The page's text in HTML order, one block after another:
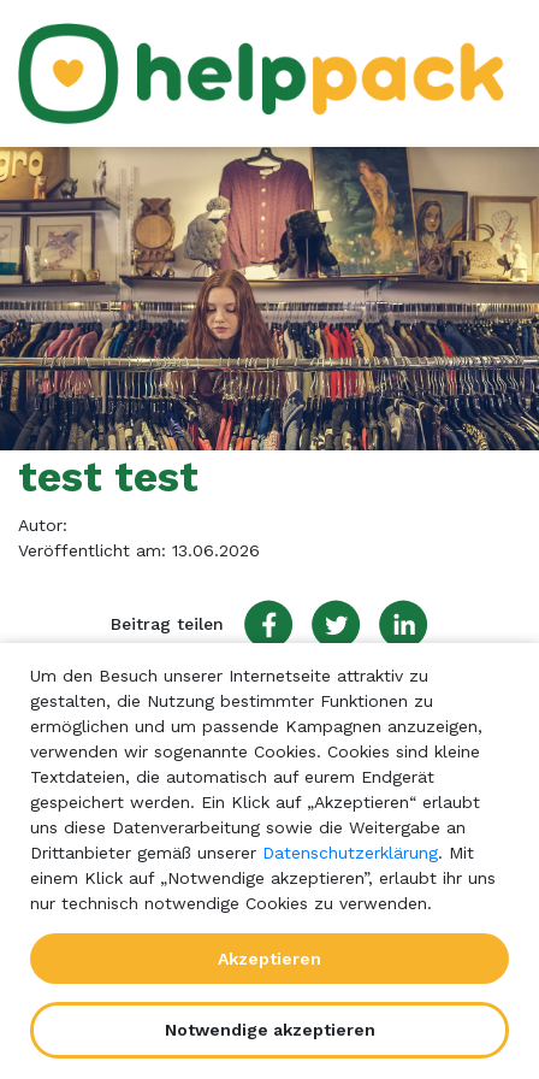
test test
Autor:
Veröffentlicht am: 13.06.2026
Beitrag teilen
Um den Besuch unserer Internetseite attraktiv zu
gestalten, die Nutzung bestimmter Funktionen zu
ermöglichen und um passende Kampagnen anzuzeigen,
verwenden wir sogenannte Cookies. Cookies sind kleine
Textdateien, die automatisch auf eurem Endgerät
gespeichert werden. Ein Klick auf „Akzeptieren“ erlaubt
uns diese Datenverarbeitung sowie die Weitergabe an
Drittanbieter gemäß unserer Datenschutzerklärung. Mit
einem Klick auf „Notwendige akzeptieren”, erlaubt ihr uns
nur technisch notwendige Cookies zu verwenden.
Akzeptieren
Notwendige akzeptieren